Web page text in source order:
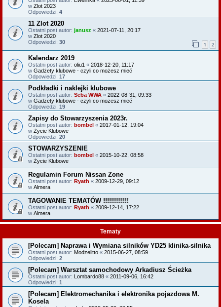
w Zlot 2023
Odpowiedzi: 4
11 Zlot 2020
Ostatni post autor: janusz « 2021-07-11, 20:17
w Zlot 2020
Odpowiedzi: 30 1 2
Kalendarz 2019
Ostatni post autor: oliu1 « 2018-12-20, 11:17
w Gadżety klubowe - czyli co możesz mieć
Odpowiedzi: 17
Podkładki i naklejki klubowe
Ostatni post autor: Seba WWA « 2022-08-31, 09:33
w Gadżety klubowe - czyli co możesz mieć
Odpowiedzi: 19
Zapisy do Stowarzyszenia 2023r.
Ostatni post autor: bombel « 2017-01-12, 19:04
w Życie Klubowe
Odpowiedzi: 20
STOWARZYSZENIE
Ostatni post autor: bombel « 2015-10-22, 08:58
w Życie Klubowe
Regulamin Forum Nissan Zone
Ostatni post autor: Ryath « 2009-12-29, 09:12
w Almera
TAGOWANIE TEMATÓW !!!!!!!!!!!!!
Ostatni post autor: Ryath « 2009-12-14, 17:22
w Almera
Tematy
[Polecam] Naprawa i Wymiana silników YD25 klinika-silnika
Ostatni post autor: Modzelitto « 2015-06-27, 08:59
Odpowiedzi: 2
[Polecam] Warsztat samochodowy Arkadiusz Ścieżka
Ostatni post autor: Lombardo88 « 2011-09-06, 16:42
Odpowiedzi: 1
[Polecam] Elektromechanika i elektronika pojazdowa M.
Kosela